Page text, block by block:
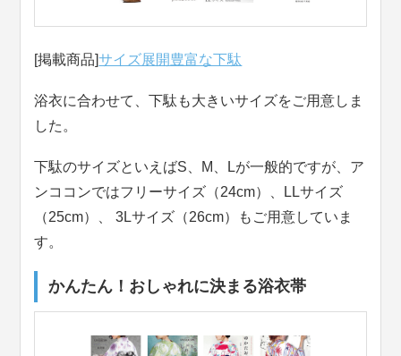
[掲載商品]サイズ展開豊富な下駄
浴衣に合わせて、下駄も大きいサイズをご用意しま
した。
下駄のサイズといえばS、M、Lが一般的ですが、ア
ンココンではフリーサイズ（24cm）、LLサイズ
（25cm）、 3Lサイズ（26cm）もご用意していま
す。
かんたん！おしゃれに決まる浴衣帯